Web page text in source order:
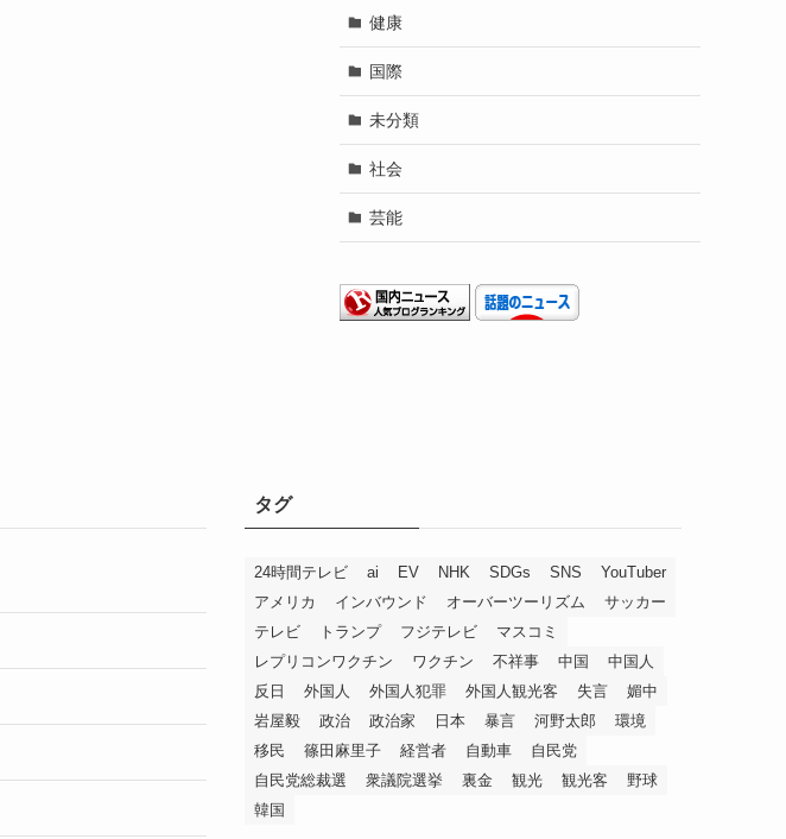
健康
国際
未分類
社会
芸能
タグ
24時間テレビ ai EV NHK SDGs SNS
YouTuber
アメリカ
インバウンド オーバーツーリズム
サッカー
テレビ
トランプ フジテレビ
マスコミ
レプリコンワクチン
ワクチン 不祥事 中国
中国人
反日
外国人 外国人犯罪 外国人観光客 失言
媚中
岩屋毅
政治 政治家 日本 暴言 河野太郎
環境
移民
篠田麻里子 経営者 自動車
自民党
自民党総裁選
衆議院選挙 裏金 観光 観光客
野球
韓国